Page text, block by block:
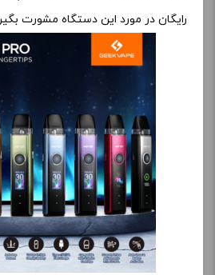
رایگان در مورد این دستگاه مشورت